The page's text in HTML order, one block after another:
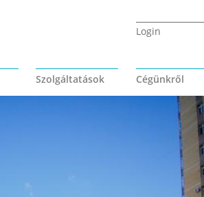
Login
Szolgáltatások Cégünkről